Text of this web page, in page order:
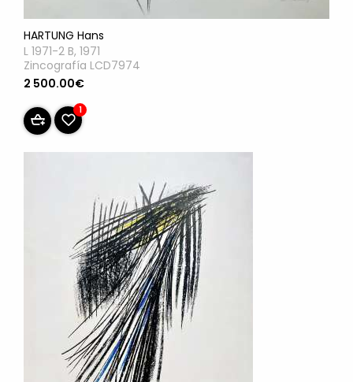
HARTUNG Hans
L 1971-2 B, 1971
Zincografía LCD7974
2 500.00€
1